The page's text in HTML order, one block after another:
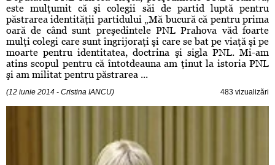
este mulţumit că şi colegii săi de partid luptă pentru
păstrarea identităţii partidului „Mă bucură că pentru prima
oară de când sunt preşedintele PNL Prahova văd foarte
mulţi colegi care sunt îngrijoraţi şi care se bat pe viaţă şi pe
moarte pentru identitatea, doctrina şi sigla PNL. Mi-am
atins scopul pentru că întotdeauna am ţinut la istoria PNL
şi am militat pentru păstrarea ...
(12 iunie 2014 - Cristina IANCU) 483 vizualizări